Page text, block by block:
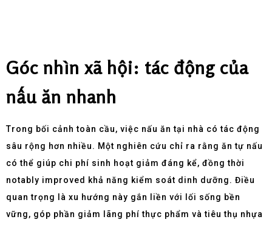
Góc nhìn xã hội: tác động của
nấu ăn nhanh
Trong bối cảnh toàn cầu, việc nấu ăn tại nhà có tác động
sâu rộng hơn nhiều. Một nghiên cứu chỉ ra rằng ăn tự nấu
có thể giúp chi phí sinh hoạt giảm đáng kể, đồng thời
notably improved khả năng kiểm soát dinh dưỡng. Điều
quan trọng là xu hướng này gắn liền với lối sống bền
vững, góp phần giảm lãng phí thực phẩm và tiêu thụ nhựa